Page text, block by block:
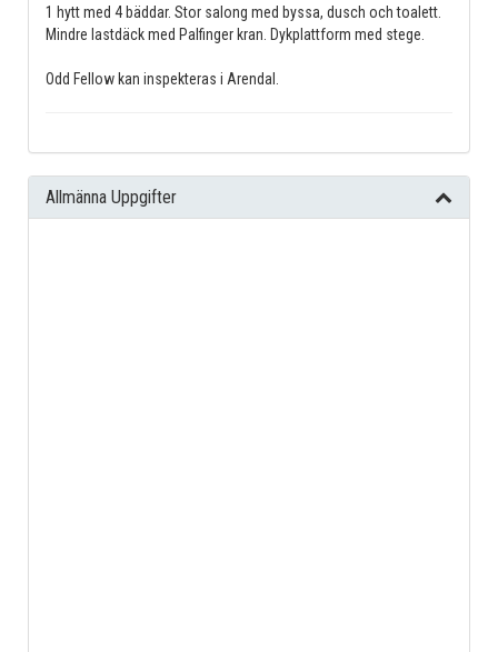
1 hytt med 4 bäddar. Stor salong med byssa, dusch och toalett.
Mindre lastdäck med Palfinger kran. Dykplattform med stege.
Odd Fellow kan inspekteras i Arendal.
Allmänna Uppgifter